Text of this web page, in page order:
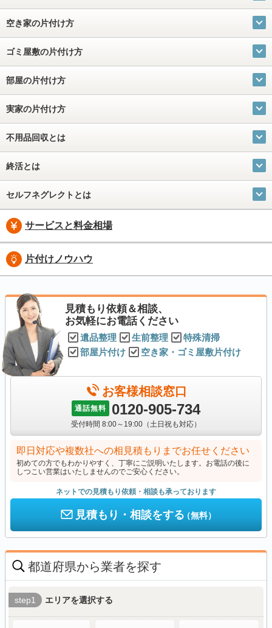
空き家の片付け方
ゴミ屋敷の片付け方
部屋の片付け方
実家の片付け方
不用品回収とは
終活とは
セルフネグレクトとは
サービスと料金相場
片付けノウハウ
見積もり依頼＆相談、
お気軽にお電話ください
遺品整理 生前整理
特殊清掃
部屋片付け
空き家・ゴミ屋敷片付け
お客様相談窓口
通話無料 0120-905-734
受付時間 8:00～19:00（土日祝も対応）
即日対応や複数社への相見積もりまでお任せください
初めての方でもわかりやすく、丁寧にご説明いたします。お電話の後に
しつこい営業はいたしませんのでご安心ください。
ネットでの見積もり依頼・相談も承っております
見積もり・相談をする（無料）
都道府県から業者を探す
step1 エリアを選択する